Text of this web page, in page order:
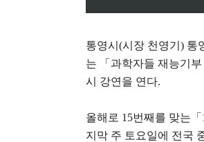
통영시 (시장 천영기 ) 통
는
「 과학자들 재능기
시 강연을 연다.
올해로 15번째를 맞는 「
지막 주 토요일에 전국